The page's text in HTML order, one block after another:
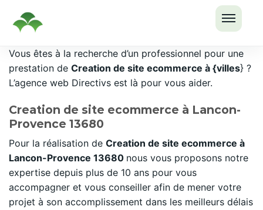
LE
Passer
au
contenu
Vous êtes à la recherche d’un professionnel pour une
prestation de Creation de site ecommerce à {villes} ?
L’agence web Directivs est là pour vous aider.
Creation de site ecommerce à Lancon-
Provence 13680
Pour la réalisation de Creation de site ecommerce à
Lancon-Provence 13680 nous vous proposons notre
expertise depuis plus de 10 ans pour vous
accompagner et vous conseiller afin de mener votre
projet à son accomplissement dans les meilleurs délais